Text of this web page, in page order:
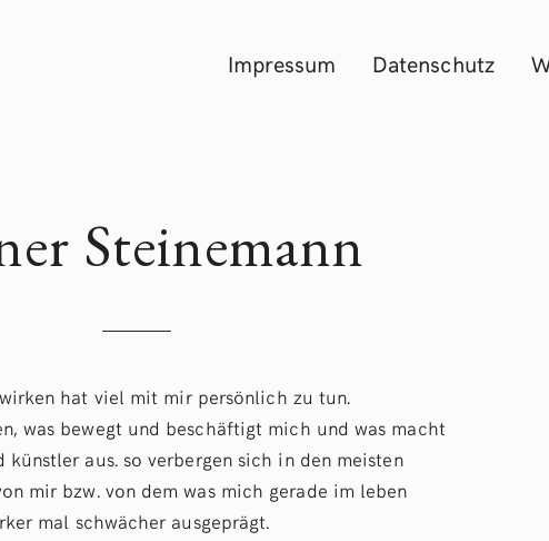
Impressum Datenschutz
Steinemann
hat viel mit mir persönlich zu tun.
was bewegt und beschäftigt mich und was macht
künstler aus. so verbergen sich in den meisten
mir bzw. von dem was mich gerade im leben
mal schwächer ausgeprägt.